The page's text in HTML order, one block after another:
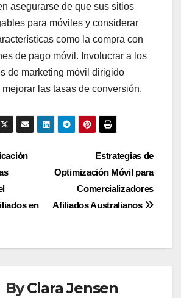
asegurarse de que sus sitios
para móviles y considerar
como la compra con
de pago móvil. Involucrar a los
de marketing móvil dirigido
las tasas de conversión.
Estrategias de
Optimización Móvil para
Comercializadores
Afiliados Australianos
en
ByClara Jensen